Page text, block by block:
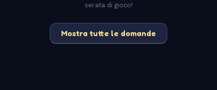
serata di gioco!
Mostra tutte le domande